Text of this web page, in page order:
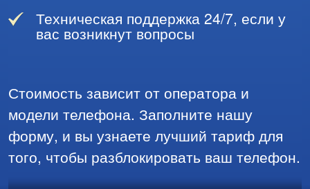
Техническая поддержка 24/7, если у
вас возникнут вопросы
Стоимость зависит от оператора и
модели телефона. Заполните нашу
форму, и вы узнаете лучший тариф для
того, чтобы разблокировать ваш телефон.